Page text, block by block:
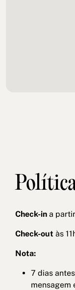
Check-ina partir
Check-out às
Nota:
7 dias
mensagem